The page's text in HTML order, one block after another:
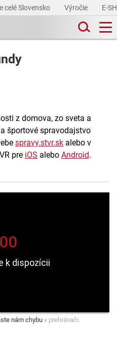
celé Slovensko Výročie E-
z domova, zo sveta a
športové spravodajstvo
spravy.stvr.sk alebo v
pre iOS alebo Android.
nám chybu v prehrávači.